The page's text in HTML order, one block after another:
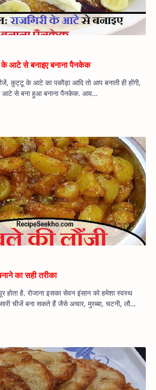
के आटे से बनाइए बनाना पैनकेक
कुट्टू के आटे का पकौड़ा आदि तो आप बनाती ही होंगी,
अब ट्राई करें राजगिरी के आटे से बना हुआ बनाना पैनकेक. आव…
का सही तरीका
होता है. रोजाना इसका सेवन इंसान को हमेशा स्वस्थ
चीजें बना सकते हैं जैसे अचार, मुरब्बा, चटनी, लौ…